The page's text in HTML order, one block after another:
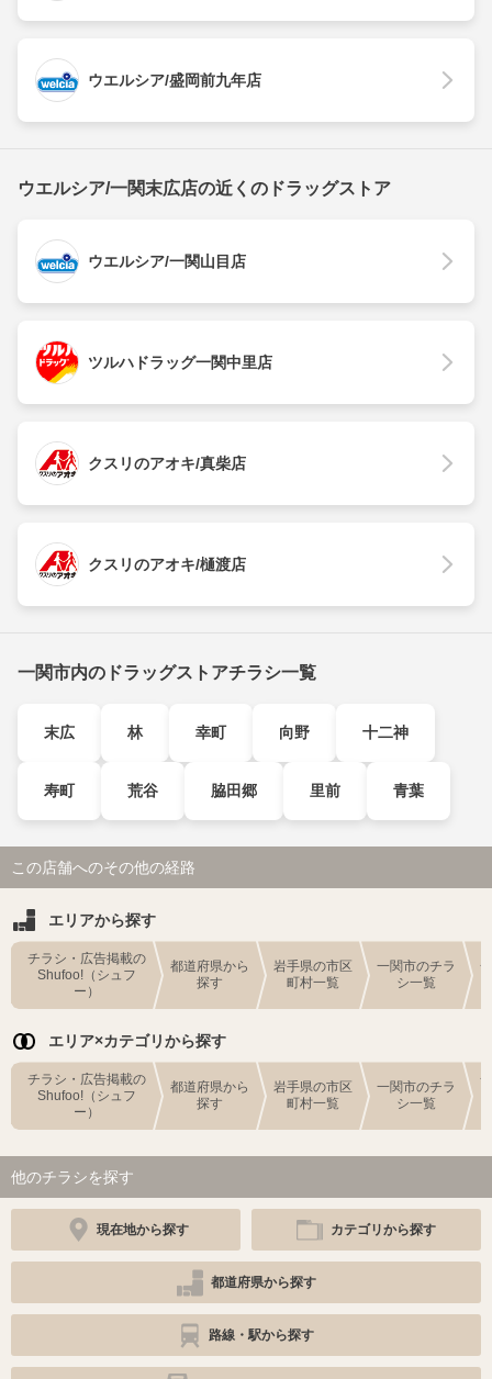
ウエルシア/盛岡前九年店
ウエルシア/一関末広店の近くのドラッグストア
ウエルシア/一関山目店
ツルハドラッグ一関中里店
クスリのアオキ/真柴店
クスリのアオキ/樋渡店
一関市内のドラッグストアチラシ一覧
末広 林 幸町 向野 十二神
寿町 荒谷 脇田郷 里前 青葉
この店舗へのその他の経路
エリアから探す
チラシ・広告掲載の
Shufoo!（シュフ
ー）
都道府県から
探す
岩手県の市区
町村一覧
一関市のチラ
シ一覧
エリア×カテゴリから探す
チラシ・広告掲載の
Shufoo!（シュフ
ー）
都道府県から
探す
岩手県の市区
町村一覧
一関市のチラ
シ一覧
他のチラシを探す
現在地から探す カテゴリから探す
都道府県から探す
路線・駅から探す